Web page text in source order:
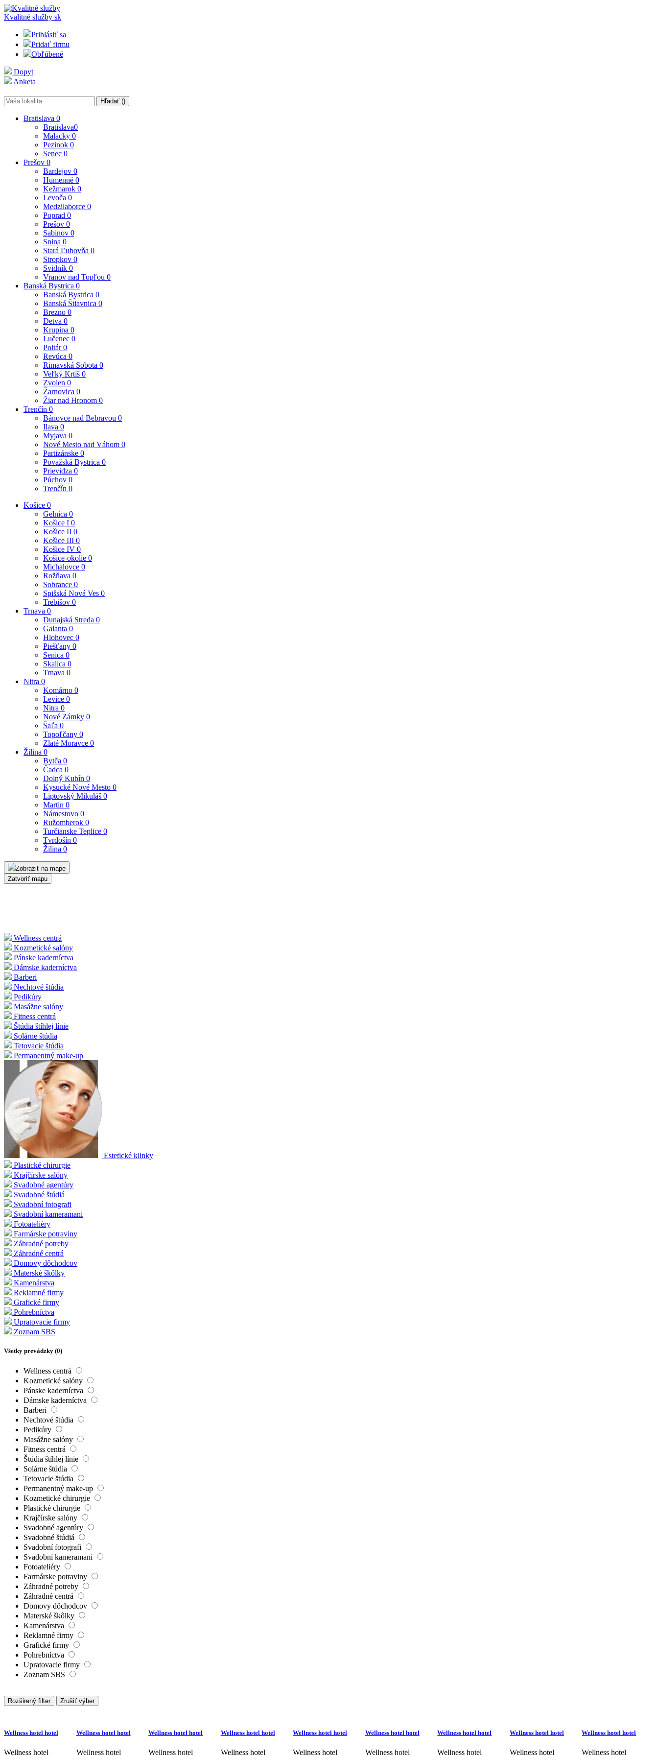
Kvalitné služby sk
Prihlásiť sa
Pridať firmu
Obľúbené
Dopyt
Anketa
Hľadať ()
Bratislava 0
Bratislava0
Malacky 0
Pezinok 0
Senec 0
Prešov 0
Bardejov 0
Humenné 0
Kežmarok 0
Levoča 0
Medzilaborce 0
Poprad 0
Prešov 0
Sabinov 0
Snina 0
Stará Ľubovňa 0
Stropkov 0
Svidník 0
Vranov nad Topľou 0
Banská Bystrica 0
Banská Bystrica 0
Banská Štiavnica 0
Brezno 0
Detva 0
Krupina 0
Lučenec 0
Poltár0
Revúca 0
Rimavská Sobota 0
Veľký Krtíš 0
Zvolen 0
Žarnovica 0
Žiar nad Hronom 0
Trenčín 0
Bánovce nad Bebravou 0
Ilava 0
Myjava 0
Nové Mesto nad Váhom 0
Partizánske 0
Považská Bystrica 0
Prievidza 0
Púchov 0
Trenčín 0
Košice 0
Gelnica 0
Košice I 0
Košice II 0
Košice III 0
Košice IV 0
Košice-okolie 0
Michalovce 0
Rožňava 0
Sobrance 0
Spišská Nová Ves 0
Trebišov 0
Trnava 0
Dunajská Streda 0
Galanta 0
Hlohovec 0
Piešťany 0
Senica 0
Skalica 0
Trnava 0
Nitra 0
Komárno 0
Levice 0
Nitra 0
Nové Zámky 0
Šaľa 0
Topoľčany 0
Zlaté Moravce 0
Žilina 0
Bytča 0
Čadca 0
Dolný Kubín 0
Kysucké Nové Mesto 0
Liptovský Mikuláš 0
Martin 0
Námestovo 0
Ružomberok 0
Turčianske Teplice 0
Tvrdošín 0
Žilina 0
Zobraziť na mape
Zatvoriť mapu
Wellness centrá
Kozmetické salóny
Pánske kaderníctva
Dámske kaderníctva
Barberi
Nechtové štúdia
Pedikúry
Masážne salóny
Fitness centrá
Štúdia štíhlej línie
Solárne štúdia
Tetovacie štúdia
Permanentný make-up
Estetické klinky
Plastické chirurgie
Krajčírske salóny
Svadobné agentúry
Svadobné štúdiá
Svadobní fotografi
Svadobní kameramani
Fotoateliéry
Farmárske potraviny
Záhradné potreby
Záhradné centrá
Domovy dôchodcov
Materské škôlky
Kamenárstva
Reklamné firmy
Grafické firmy
Pohrebníctva
Upratovacie firmy
Zoznam SBS
Všetky prevádzky (0)
Wellness centrá
Kozmetické salóny
Pánske kaderníctva
Dámske kaderníctva
Barberi
Nechtové štúdia
Pedikúry
Masážne salóny
Fitness centrá
Štúdia štíhlej línie
Solárne štúdia
Tetovacie štúdia
Permanentný make-up
Kozmetické chirurgie
Plastické chirurgie
Krajčírske salóny
Svadobné agentúry
Svadobné štúdiá
Svadobní fotografi
Svadobní kameramani
Fotoateliéry
Farmárske potraviny
Záhradné potreby
Záhradné centrá
Domovy dôchodcov
Materské škôlky
Kamenárstva
Reklamné firmy
Grafické firmy
Pohrebníctva
Upratovacie firmy
Zoznam SBS
Rozširený filter Zrušiť výber
Wellness hotel hotel
Wellness hotel
Wellness hotel hotel
Wellness hotel
Wellness hotel hotel
Wellness hotel
Wellness hotel hotel
Wellness hotel
Wellness hotel hotel
Wellness hotel
Wellness hotel hotel
Wellness hotel
Wellness hotel hotel
Wellness hotel
Wellness hotel hotel
Wellness hotel
Wellness hotel hotel
Wellness hotel